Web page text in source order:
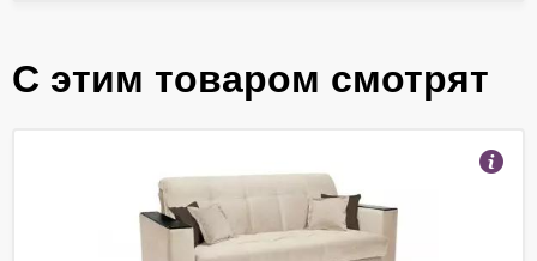
С этим товаром смотрят